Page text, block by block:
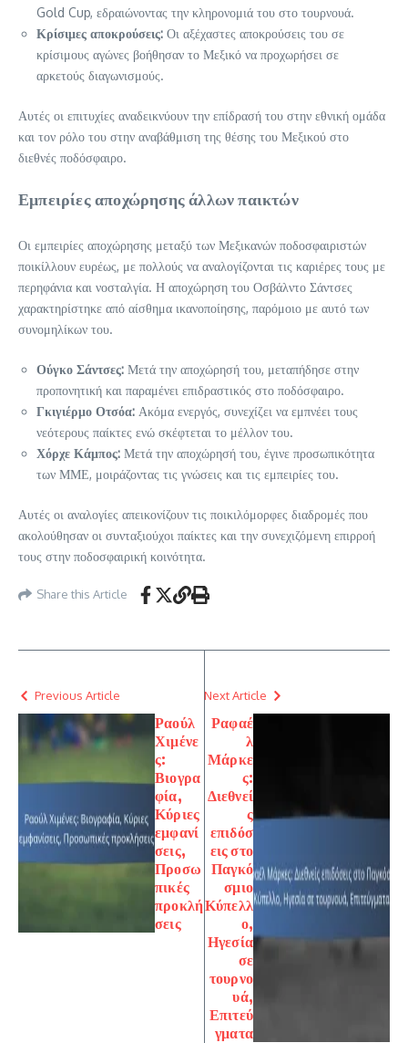
Gold Cup, εδραιώνοντας την κληρονομιά του στο τουρνουά.
Κρίσιμες αποκρούσεις: Οι αξέχαστες αποκρούσεις του σε
κρίσιμους αγώνες βοήθησαν το Μεξικό να προχωρήσει σε
αρκετούς διαγωνισμούς.
Αυτές οι επιτυχίες αναδεικνύουν την επίδρασή του στην εθνική ομάδα
και τον ρόλο του στην αναβάθμιση της θέσης του Μεξικού στο
διεθνές ποδόσφαιρο.
Εμπειρίες αποχώρησης άλλων παικτών
Οι εμπειρίες αποχώρησης μεταξύ των Μεξικανών ποδοσφαιριστών
ποικίλλουν ευρέως, με πολλούς να αναλογίζονται τις καριέρες τους με
περηφάνια και νοσταλγία. Η αποχώρηση του Οσβάλντο Σάντσες
χαρακτηρίστηκε από αίσθημα ικανοποίησης, παρόμοιο με αυτό των
συνομηλίκων του.
Ούγκο Σάντσες: Μετά την αποχώρησή του, μεταπήδησε στην
προπονητική και παραμένει επιδραστικός στο ποδόσφαιρο.
Γκιγιέρμο Οτσόα: Ακόμα ενεργός, συνεχίζει να εμπνέει τους
νεότερους παίκτες ενώ σκέφτεται το μέλλον του.
Χόρχε Κάμπος: Μετά την αποχώρησή του, έγινε προσωπικότητα
των ΜΜΕ, μοιράζοντας τις γνώσεις και τις εμπειρίες του.
Αυτές οι αναλογίες απεικονίζουν τις ποικιλόμορφες διαδρομές που
ακολούθησαν οι συνταξιούχοι παίκτες και την συνεχιζόμενη επιρροή
τους στην ποδοσφαιρική κοινότητα.
Share this Article
Previous Article
Ραούλ
Χιμένε
ς:
Βιογρα
φία,
Κύριες
εμφανί
σεις,
Προσω
πικές
προκλή
σεις
Next Article
Ραφαέ
λ
Μάρκε
ς:
Διεθνεί
ς
επιδόσ
εις στο
Παγκό
σμιο
Κύπελλ
ο,
Ηγεσία
σε
τουρνο
υά,
Επιτεύ
γματα